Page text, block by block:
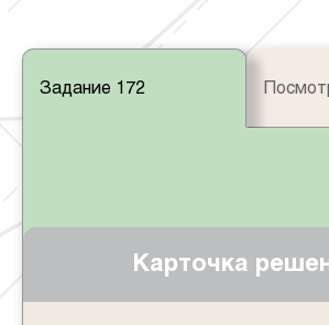
Задание 172
Карточка